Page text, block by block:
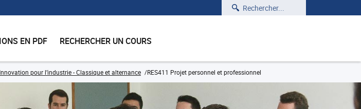
Rechercher
EN PDF RECHERCHER UN COURS
pour l’industrie - Classique et alternance RES411 Projet personnel et professionnel